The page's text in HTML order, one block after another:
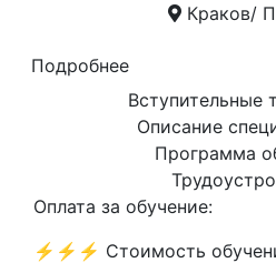
Краков/
Подробнее
Вступительные
Описание
Программа
Оплата за обучение:
⚡⚡⚡ Стоимость